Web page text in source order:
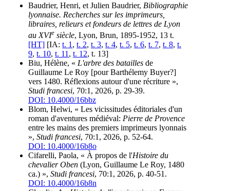
Baudrier, Henri, et Julien Baudrier, Bibliographie
lyonnaise. Recherches sur les imprimeurs,
libraires, relieurs et fondeurs de lettres de Lyon
au XVIe siècle, Lyon, Brun, 1895-1952, 13 t.
[HT] [IA: t. 1 , t. 2, t. 3, t. 4, t. 5, t. 6, t. 7, t. 8, t.
9, t. 10, t. 11 , t. 12, t. 13]
Biu, Hélène, « L'arbre des batailles de
Guillaume Le Roy [pour Barthélemy Buyer?]
vers 1480. Réflexions autour d'une récriture »,
Studi francesi, 70:1, 2026, p. 29-39.
DOI: 10.4000/16bbz
Blom, Helwi, « Les vicissitudes éditoriales d'un
roman d'aventures médiéval: Pierre de Provence
entre les mains des premiers imprimeurs lyonnais
», Studi francesi, 70:1, 2026, p. 52-64.
DOI: 10.4000/16b8o
Cifarelli, Paola, « À propos de l'Histoire du
chevalier Oben (Lyon, Guillaume Le Roy, 1480
ca.) », Studi francesi, 70:1, 2026, p. 40-51.
DOI: 10.4000/16b8n